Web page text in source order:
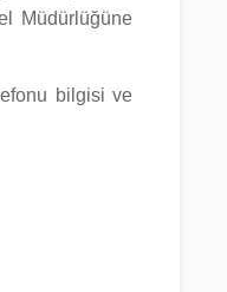
Müdürlüğüne
bilgisi ve